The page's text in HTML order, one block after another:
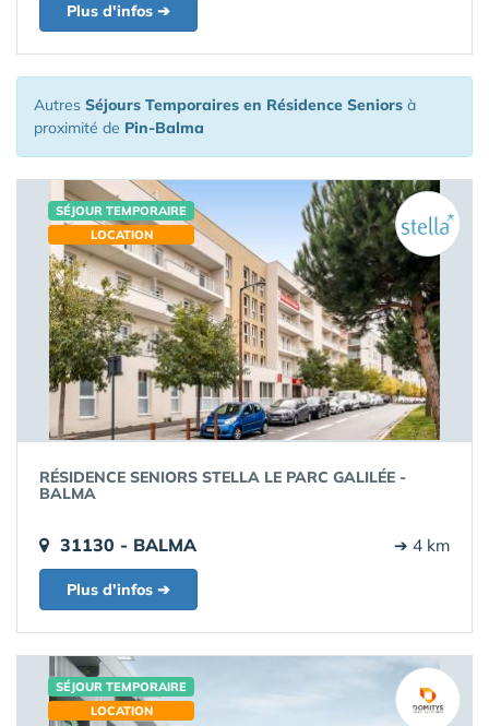
Plus d'infos ➔
Autres Séjours Temporaires en Résidence Seniors à
proximité de Pin-Balma
SÉJOUR TEMPORAIRE
LOCATION
RÉSIDENCE SENIORS STELLA LE PARC GALILÉE -
BALMA
31130 - BALMA ➔ 4 km
Plus d'infos ➔
SÉJOUR TEMPORAIRE
LOCATION